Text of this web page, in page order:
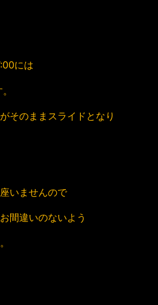
には
そのままスライドとなり
いませんので
間違いのないよう